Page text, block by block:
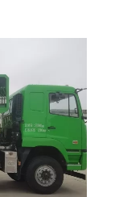
tant
la durée
les
à benne